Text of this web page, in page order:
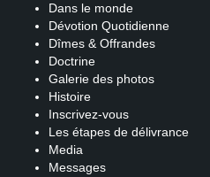
Dans le monde
Dévotion Quotidienne
Dîmes & Offrandes
Doctrine
Galerie des photos
Histoire
Inscrivez-vous
Les étapes de délivrance
Media
Messages